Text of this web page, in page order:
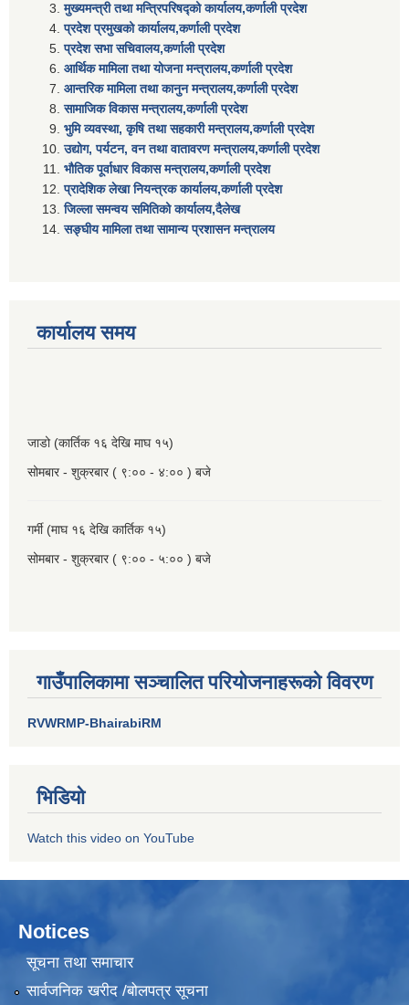
मुख्यमन्त्री तथा मन्त्रिपरिषद्को कार्यालय,कर्णाली प्रदेश
प्रदेश प्रमुखको कार्यालय,कर्णाली प्रदेश
प्रदेश सभा सचिवालय,कर्णाली प्रदेश
आर्थिक मामिला तथा योजना मन्त्रालय,कर्णाली प्रदेश
आन्तरिक मामिला तथा कानुन मन्त्रालय,कर्णाली प्रदेश
सामाजिक विकास मन्त्रालय,कर्णाली प्रदेश
भुमि व्यवस्था, कृषि तथा सहकारी मन्त्रालय,कर्णाली प्रदेश
उद्योग, पर्यटन, वन तथा वातावरण मन्त्रालय,कर्णाली प्रदेश
भौतिक पूर्वाधार विकास मन्त्रालय,कर्णाली प्रदेश
प्रादेशिक लेखा नियन्त्रक कार्यालय,कर्णाली प्रदेश
जिल्ला समन्वय समितिको कार्यालय,दैलेख
सङ्घीय मामिला तथा सामान्य प्रशासन मन्त्रालय
कार्यालय समय
जाडो (कार्तिक १६ देखि माघ १५)
सोमबार - शुक्रबार ( ९:०० - ४:०० ) बजे
गर्मी (माघ १६ देखि कार्तिक १५)
सोमबार - शुक्रबार ( ९:०० - ५:०० ) बजे
गाउँपालिकामा सञ्चालित परियाेजनाहरूकाे विवरण
RVWRMP-BhairabiRM
भिडियो
Watch this video on YouTube
Notices
सूचना तथा समाचार
सार्वजनिक खरीद /बोलपत्र सूचना